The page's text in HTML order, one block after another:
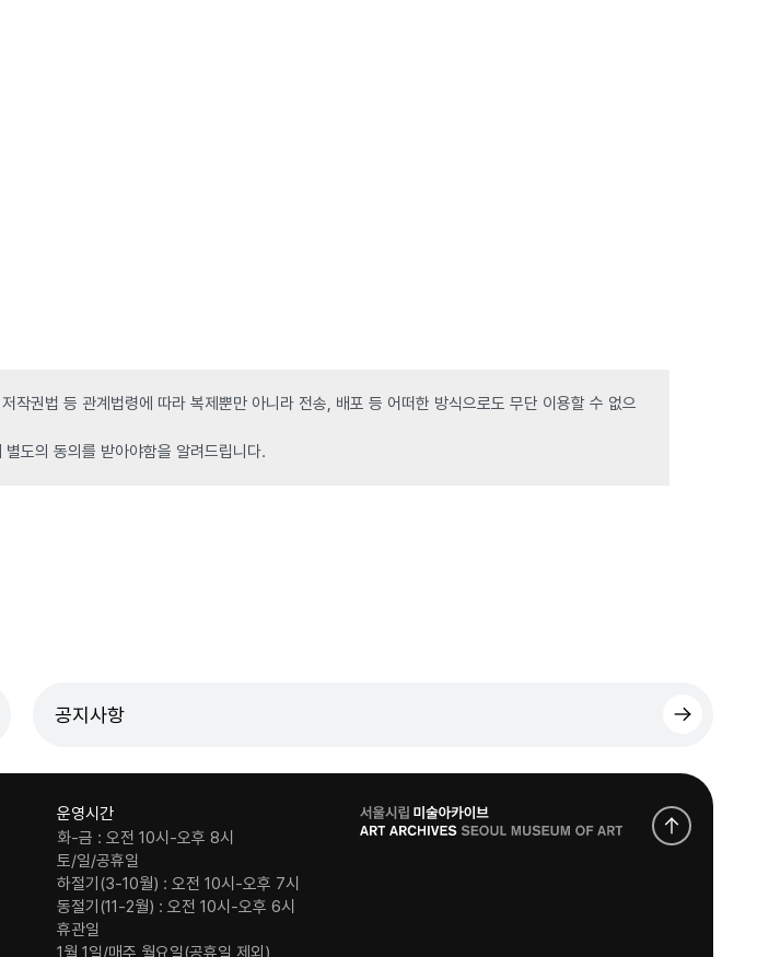
작권법 등 관계법령에 따라 복제뿐만 아니라 전송, 배포 등 어떠한 방식으로도 무단 이용할 수 없으
도의 동의를 받아야함을 알려드립니다.
공지사항
운영시간
화-금 : 오전 10시-오후 8시
토/일/공휴일
하절기(3-10월) : 오전 10시-오후 7시
동절기(11-2월) : 오전 10시-오후 6시
휴관일
1월 1일/매주 월요일(공휴일 제외)
로
고